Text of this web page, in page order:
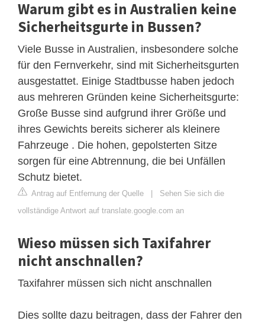
Warum gibt es in Australien keine
Sicherheitsgurte in Bussen?
Viele Busse in Australien, insbesondere solche
für den Fernverkehr, sind mit Sicherheitsgurten
ausgestattet. Einige Stadtbusse haben jedoch
aus mehreren Gründen keine Sicherheitsgurte:
Große Busse sind aufgrund ihrer Größe und
ihres Gewichts bereits sicherer als kleinere
Fahrzeuge . Die hohen, gepolsterten Sitze
sorgen für eine Abtrennung, die bei Unfällen
Schutz bietet.
Antrag auf Entfernung der Quelle | Sehen Sie sich die
vollständige Antwort auf translate.google.com an
Wieso müssen sich Taxifahrer
nicht anschnallen?
Taxifahrer müssen sich nicht anschnallen
Dies sollte dazu beitragen, dass der Fahrer den